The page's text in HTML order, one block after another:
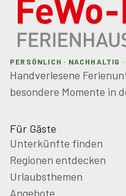
PERSÖNLICH · NACHHALTIG
Handverlesene
besondere Momente in
Für Gäste
Unterkünfte finden
Regionen entdecken
Urlaubsthemen
Angebote